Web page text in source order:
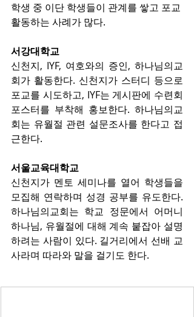
학생 중 이단 학생들이 관계를 쌓고 포교
활동하는 사례가 많다.
서강대학교
신천지, IYF, 여호와의 증인, 하나님의교
회가 활동한다. 신천지가 스터디 등으로
포교를 시도하고, IYF는 게시판에 수련회
포스터를 부착해 홍보한다. 하나님의교
회는 유월절 관련 설문조사를 한다고 접
근한다.
서울교육대학교
신천지가 멘토 세미나를 열어 학생들을
모집해 연락하며 성경 공부를 유도한다.
하나님의교회는 학교 정문에서 어머니
하나님, 유월절에 대해 계속 붙잡아 설명
하려는 사람이 있다. 길거리에서 선배 교
사라며 따라와 말을 걸기도 한다.